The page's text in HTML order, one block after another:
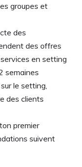
groupes et
des
des offres
en setting
semaines
le setting,
des clients
premier
suivent